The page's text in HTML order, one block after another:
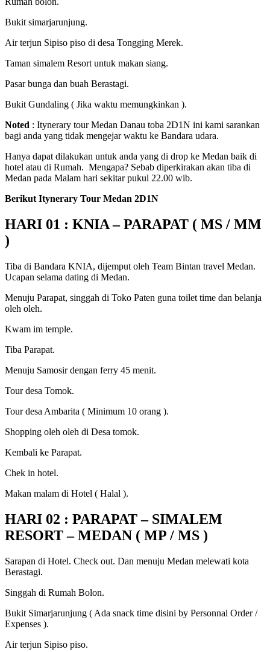
Bukit simarjarunjung.
Air terjun Sipiso piso di desa Tongging Merek.
Taman simalem Resort untuk makan siang.
Pasar bunga dan buah Berastagi.
Bukit Gundaling ( Jika waktu memungkinkan ).
Noted : Itynerary tour Medan Danau toba 2D1N ini kami sarankan
bagi anda yang tidak mengejar waktu ke Bandara udara.
Hanya dapat dilakukan untuk anda yang di drop ke Medan baik di
hotel atau di Rumah. Mengapa? Sebab diperkirakan akan tiba di
Medan pada Malam hari sekitar pukul 22.00 wib.
Berikut Itynerary Tour Medan 2D1N
HARI 01 : KNIA – PARAPAT ( MS / MM
)
Tiba di Bandara KNIA, dijemput oleh Team Bintan travel Medan.
Ucapan selama dating di Medan.
Menuju Parapat, singgah di Toko Paten guna toilet time dan belanja
oleh oleh.
Kwam im temple.
Tiba Parapat.
Menuju Samosir dengan ferry 45 menit.
Tour desa Tomok.
Tour desa Ambarita ( Minimum 10 orang ).
Shopping oleh oleh di Desa tomok.
Kembali ke Parapat.
Chek in hotel.
Makan malam di Hotel ( Halal ).
HARI 02 : PARAPAT – SIMALEM
RESORT – MEDAN ( MP / MS )
Sarapan di Hotel. Check out. Dan menuju Medan melewati kota
Berastagi.
Singgah di Rumah Bolon.
Bukit Simarjarunjung ( Ada snack time disini by Personnal Order /
Expenses ).
Air terjun Sipiso piso.